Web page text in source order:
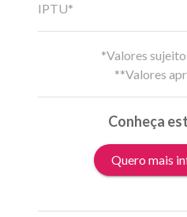
IPTU*
*Valores
**Valores
Conheça
Quero mais